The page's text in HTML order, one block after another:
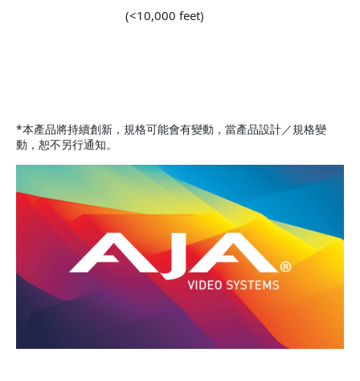
(<10,000 feet)
*本產品將持續創新，規格可能會有變動，當產品設計／規格變
動，恕不另行通知。